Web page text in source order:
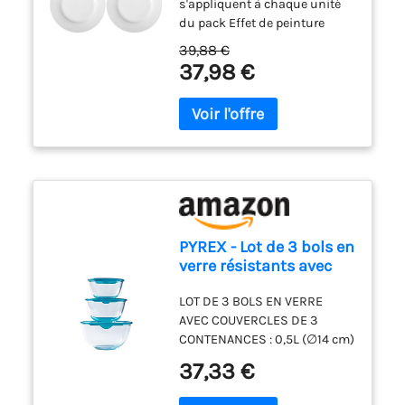
s'appliquent à chaque unité
du pack Effet de peinture
d'affiche à base d'eau sans
odeur ni odeur Cet encre écrit
sur la plupart des surfaces.
Papier, carton, métal,
plastique, verre, pierre, toile,
opaque et éclatante L’encre ne
de trait fine : 0,9-1,3 mm.
39,88 €
37,98 €
PYREX - Lot de 3 bols en
verre résistants avec
- Couvercles
ergonomiques - Made
in France
LOT DE 3 BOLS EN VERRE
AVEC COUVERCLES DE 3
CONTENANCES : 0,5L (∅14 cm)
CONVIENT POUR DE
MULTIPLES PRÉPARATIONS
37,33 €